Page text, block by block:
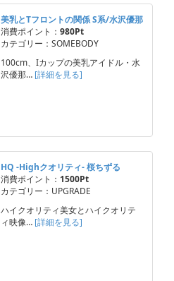
美乳とTフロントの関係 S系/水沢優那
消費ポイント： 980Pt
カテゴリー：SOMEBODY
100cm、Iカップの美乳アイドル・水
沢優那… [詳細を見る]
HQ -Highクオリティ- 桜ちずる
消費ポイント： 1500Pt
カテゴリー：UPGRADE
ハイクオリティ美女とハイクオリテ
ィ映像… [詳細を見る]